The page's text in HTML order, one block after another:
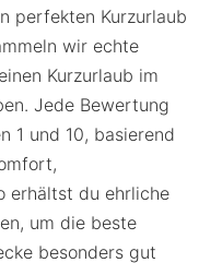
perfekten Kurzurlaub
wir echte
Kurzurlaub im
Jede Bewertung
1 und 10, basierend
erhältst du ehrliche
um die beste
besonders gut